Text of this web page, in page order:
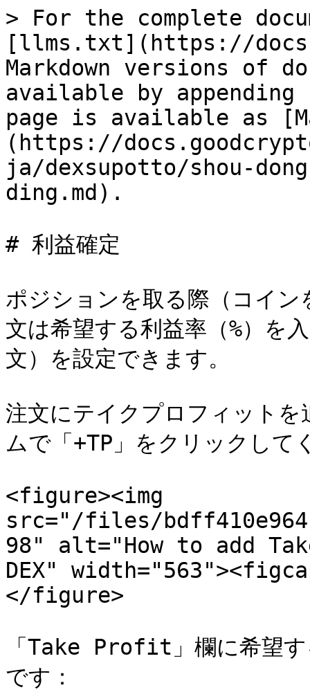
> For the complete
[llms.txt](https://
Markdown versions of
available by
page is available as
(https://
ja/dexsupotto/shou-
ding.md).
# 利益確定
ポジションを取る際（コイ
文は希望する利益率（%）を
文）を設定できます。
注文にテイクプロフィット
ムで「+TP」をクリックして
<figure><img
src="/files/
98" alt="How to add
DEX"
</figure>
「Take Profit」欄に希望す
です：